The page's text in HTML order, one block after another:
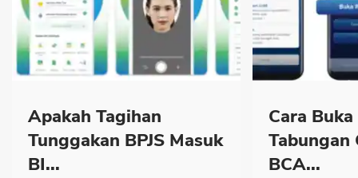
Apakah Tagihan
Tunggakan BPJS Masuk
BI...
Cara
Tabungan
BCA...